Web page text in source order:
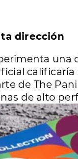
dirección
de The
de alto